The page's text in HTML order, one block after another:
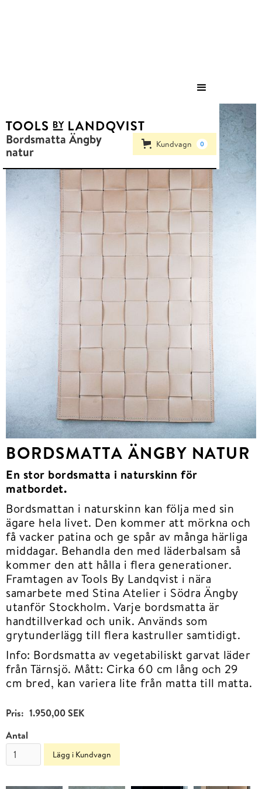
Bordsmatta Ängby
natur
Kundvagn 0
BORDSMATTA ÄNGBY NATUR
En stor bordsmatta i naturskinn för
matbordet.
Bordsmattan i naturskinn kan följa med sin
ägare hela livet. Den kommer att mörkna och
få vacker patina och ge spår av många härliga
middagar. Behandla den med läderbalsam så
kommer den att hålla i flera generationer.
Framtagen av Tools By Landqvist i nära
samarbete med Stina Atelier i Södra Ängby
utanför Stockholm. Varje bordsmatta är
handtillverkad och unik. Används som
grytunderlägg till flera kastruller samtidigt.
Info: Bordsmatta av vegetabiliskt garvat läder
från Tärnsjö. Mått: Cirka 60 cm lång och 29
cm bred, kan variera lite från matta till matta.
Pris: 1.950,00 SEK
Antal